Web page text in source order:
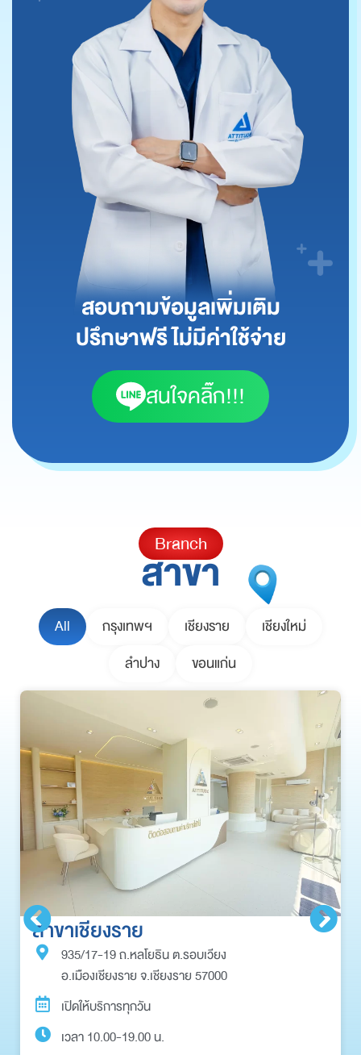
สอบถามข้อมูลเพิ่มเติม
ปรึกษาฟรี ไม่มีค่าใช้จ่าย
สนใจคลิ๊ก!!!
Branch
สาขา
All กรุงเทพฯ เชียงราย
เชียงใหม่
ลำปาง
ขอนแก่น
สาขาเชียงราย
935/17-19 ถ.หลโยธิน ต.รอบเวียง
อ.เมืองเชียงราย จ.เชียงราย 57000
เปิดให้บริการทุกวัน
เวลา 10.00-19.00 น.